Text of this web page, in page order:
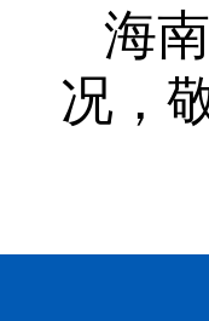
海
况，